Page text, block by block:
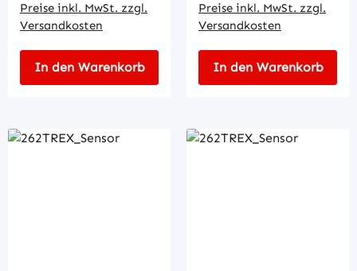
Preise inkl. MwSt. zzgl.
Versandkosten
In den Warenkorb
Preise inkl. MwSt. zzgl.
Versandkosten
In den Warenkorb